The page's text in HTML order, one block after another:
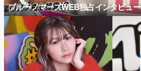
ブルーノマーズWEB独占インタビュー